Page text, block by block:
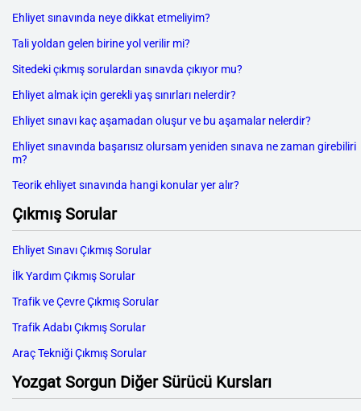
Ehliyet sınavında neye dikkat etmeliyim?
Tali yoldan gelen birine yol verilir mi?
Sitedeki çıkmış sorulardan sınavda çıkıyor mu?
Ehliyet almak için gerekli yaş sınırları nelerdir?
Ehliyet sınavı kaç aşamadan oluşur ve bu aşamalar nelerdir?
Ehliyet sınavında başarısız olursam yeniden sınava ne zaman girebiliri
m?
Teorik ehliyet sınavında hangi konular yer alır?
Çıkmış Sorular
Ehliyet Sınavı Çıkmış Sorular
İlk Yardım Çıkmış Sorular
Trafik ve Çevre Çıkmış Sorular
Trafik Adabı Çıkmış Sorular
Araç Tekniği Çıkmış Sorular
Yozgat Sorgun Diğer Sürücü Kursları